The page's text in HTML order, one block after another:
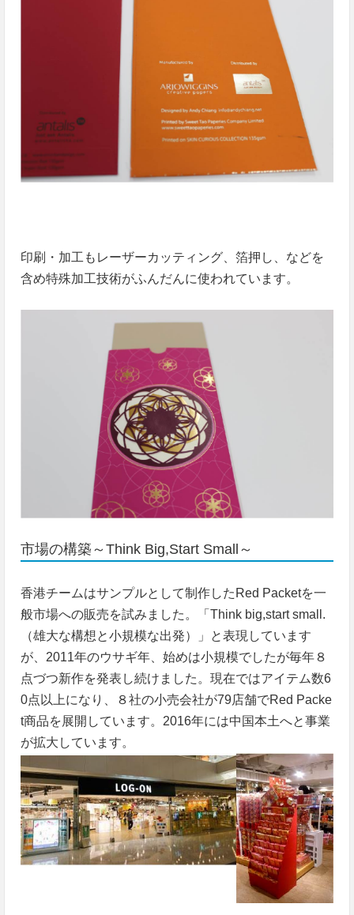
印刷・加工もレーザーカッティング、箔押し、などを
含め特殊加工技術がふんだんに使われています。
市場の構築～Think Big,Start Small～
香港チームはサンプルとして制作したRed Packetを一
般市場への販売を試みました。「Think big,start small.
（雄大な構想と小規模な出発）」と表現しています
が、2011年のウサギ年、始めは小規模でしたが毎年８
点づつ新作を発表し続けました。現在ではアイテム数6
0点以上になり、８社の小売会社が79店舗でRed Packe
t商品を展開しています。2016年には中国本土へと事業
が拡大しています。